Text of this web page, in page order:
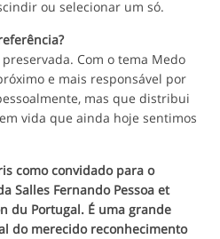
ou selecionar um só.
Com o tema Medo
e mais responsável por
mas que distribui
vida que ainda hoje sentimos
como convidado para o
Salles Fernando Pessoa et
du Portugal. É uma grande
do merecido reconhecimento